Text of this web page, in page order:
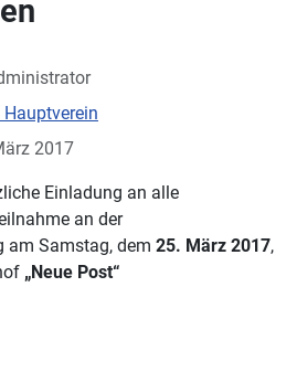
2017
Einladung an alle
an der
am Samstag, dem 25. März 2017,
„Neue Post“